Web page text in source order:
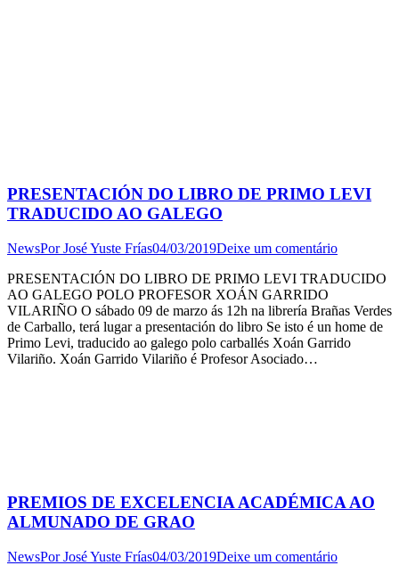
PRESENTACIÓN DO LIBRO DE PRIMO LEVI
TRADUCIDO AO GALEGO
NewsPorJosé Yuste Frías04/03/2019Deixe um comentário
PRESENTACIÓN DO LIBRO DE PRIMO LEVI TRADUCIDO
AO GALEGO POLO PROFESOR XOÁN GARRIDO
VILARIÑO O sábado 09 de marzo ás 12h na librería Brañas Verdes
de Carballo, terá lugar a presentación do libro Se isto é un home de
Primo Levi, traducido ao galego polo carballés Xoán Garrido
Vilariño. Xoán Garrido Vilariño é Profesor Asociado…
PREMIOS DE EXCELENCIA ACADÉMICA AO
ALMUNADO DE GRAO
NewsPorJosé Yuste Frías04/03/2019Deixe um comentário